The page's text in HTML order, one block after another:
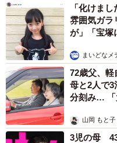
「化けま
雰囲気ガ
が」「宝塚
まいどなメ
72歳父、
母と2人で
分刻み… 「
山岡 もと子
3児の母 43